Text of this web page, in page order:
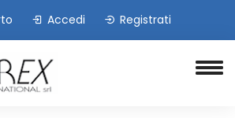
Accedi Registrati